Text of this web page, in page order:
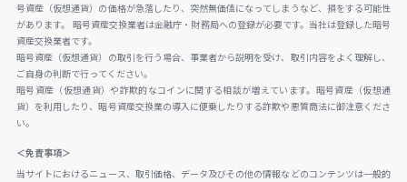
号資産（仮想通貨）の価格が急落したり、突然無価値になってしまうなど、損をする可能性
があります。 暗号資産交換業者は金融庁・財務局への登録が必要です。当社は登録した暗号
資産交換業者です。
暗号資産（仮想通貨）の取引を行う場合、事業者から説明を受け、取引内容をよく理解し、
ご自身の判断で行ってください。
暗号資産（仮想通貨）や詐欺的なコインに関する相談が増えています。暗号資産（仮想通
貨）を利用したり、暗号資産交換業の導入に便乗したりする詐欺や悪質商法に御注意くださ
い。
＜免責事項＞
当サイトにおけるニュース、取引価格、データ及びその他の情報などのコンテンツは一般的